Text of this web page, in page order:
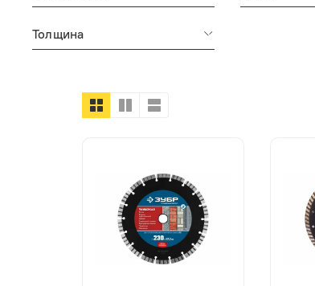
Толщина